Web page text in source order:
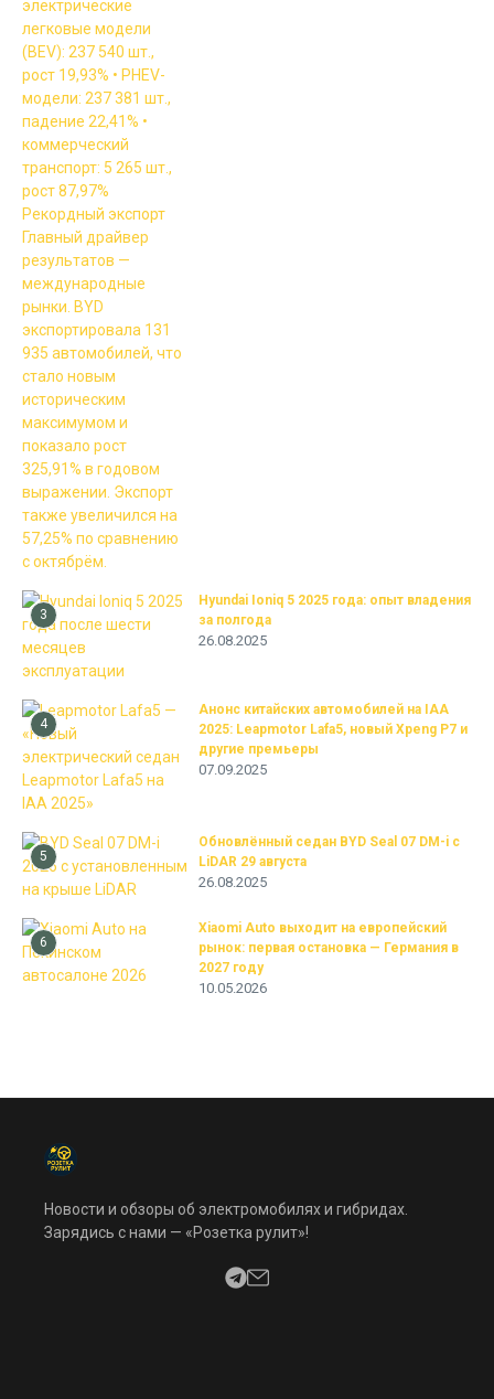
3
Hyundai Ioniq 5 2025 года: опыт владения
за полгода
26.08.2025
4
Анонс китайских автомобилей на IAA
2025: Leapmotor Lafa5, новый Xpeng P7 и
другие премьеры
07.09.2025
5
Обновлённый седан BYD Seal 07 DM-i с
LiDAR 29 августа
26.08.2025
6
Xiaomi Auto выходит на европейский
рынок: первая остановка — Германия в
2027 году
10.05.2026
Новости и обзоры об электромобилях и гибридах.
Зарядись с нами — «Розетка рулит»!